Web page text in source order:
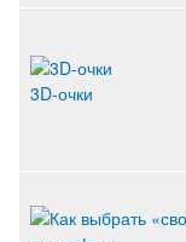
3D-очки